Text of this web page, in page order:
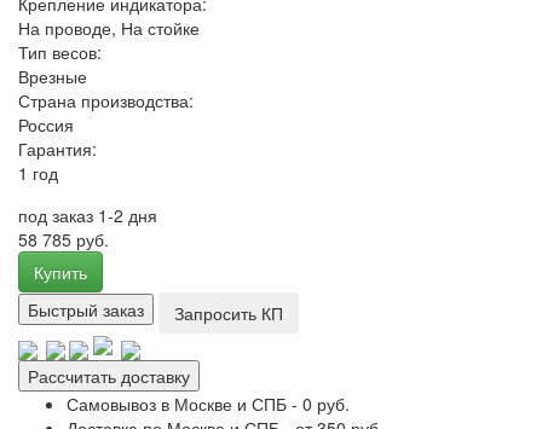
На проводе, На стойке
Тип весов:
Врезные
Страна производства:
Россия
Гарантия:
1 год
под заказ 1-2 дня
58 785 руб.
Купить
Быстрый заказ
Запросить КП
Рассчитать доставку
Самовывоз в Москве и СПБ - 0 руб.